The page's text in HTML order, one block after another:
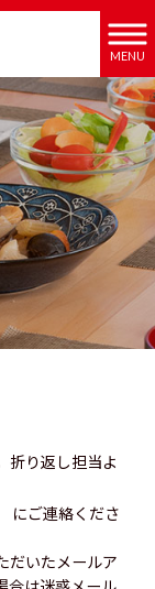
MENU
折り返し担当よ
にご連絡くださ
だいたメールア